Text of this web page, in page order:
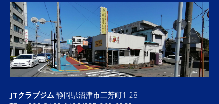
JTクラブジム 静岡県沼津市三芳町1-28